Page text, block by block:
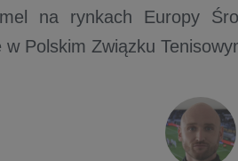
na rynkach Europy
w Polskim Związku